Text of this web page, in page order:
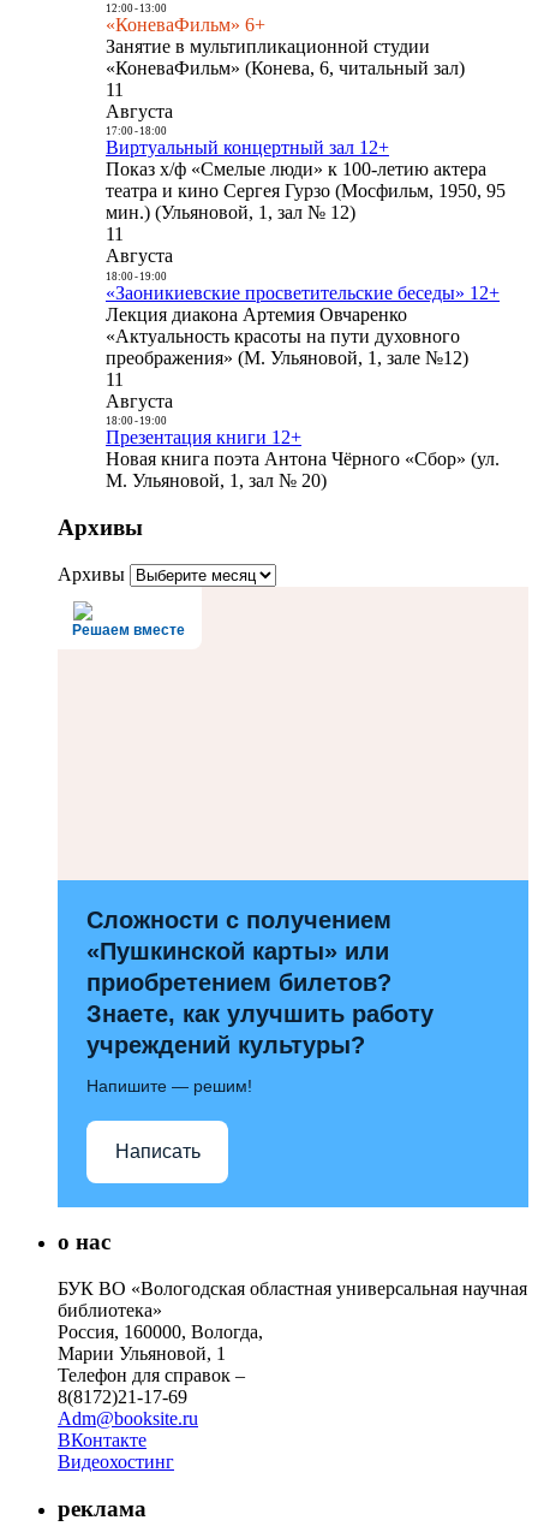
12:00- 13:00
«КоневаФильм» 6+
Занятие в мультипликационной студии
«КоневаФильм» (Конева, 6, читальный зал)
11
Августа
17:00- 18:00
Виртуальный концертный зал 12+
Показ х/ф «Смелые люди» к 100-летию актера
театра и кино Сергея Гурзо (Мосфильм, 1950, 95
мин.) (Ульяновой, 1, зал № 12)
11
Августа
18:00- 19:00
«Заоникиевские просветительские беседы» 12+
Лекция диакона Артемия Овчаренко
«Актуальность красоты на пути духовного
преображения» (М. Ульяновой, 1, зале №12)
11
Августа
18:00- 19:00
Презентация книги 12+
Новая книга поэта Антона Чёрного «Сбор» (ул.
М. Ульяновой, 1, зал № 20)
Архивы
Архивы
Решаем вместе
Сложности с получением
«Пушкинской карты» или
приобретением билетов?
Знаете, как улучшить работу
учреждений культуры?
Напишите — решим!
Написать
о нас
БУК ВО «Вологодская областная универсальная научная
библиотека»
Россия, 160000, Вологда,
Марии Ульяновой, 1
Телефон для справок –
8(8172)21-17-69
Adm@booksite.ru
ВКонтакте
Видеохостинг
реклама